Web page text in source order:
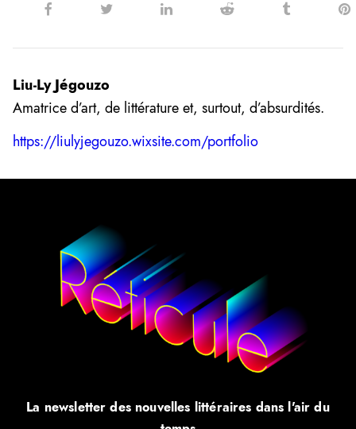
Liu-Ly Jégouzo
Amatrice d’art, de littérature et, surtout, d’absurdités.
https://liulyjegouzo.wixsite.com/portfolio
La newsletter des nouvelles littéraires dans l'air du